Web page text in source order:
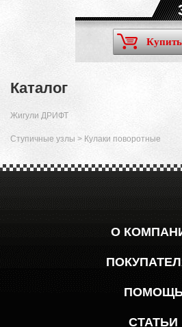
Купить
Каталог
Жигули ДРИФТ
Ступичные узлы > Кулаки поворотные
О
СТАТЬИ